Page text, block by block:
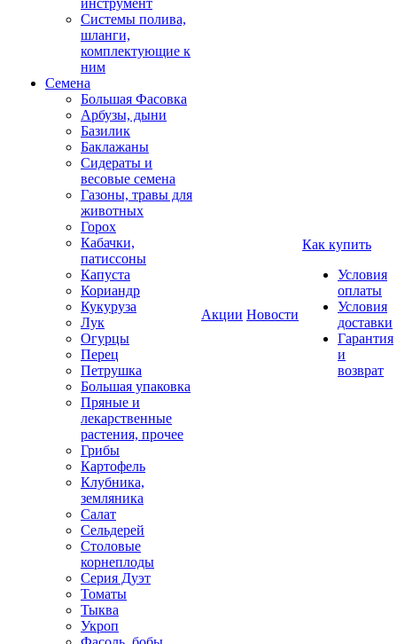
инструмент
Системы полива,
шланги,
комплектующие к
ним
Семена
Большая Фасовка
Арбузы, дыни
Базилик
Баклажаны
Сидераты и
весовые семена
Газоны, травы для
животных
Горох
Кабачки,
патиссоны
Капуста
Кориандр
Кукуруза
Лук
Огурцы
Перец
Петрушка
Большая упаковка
Пряные и
лекарственные
растения, прочее
Грибы
Картофель
Клубника,
земляника
Салат
Сельдерей
Столовые
корнеплоды
Серия Дуэт
Томаты
Тыква
Укроп
Акции Новости
Как купить
Условия
оплаты
Условия
доставки
Гарантия
и
возврат